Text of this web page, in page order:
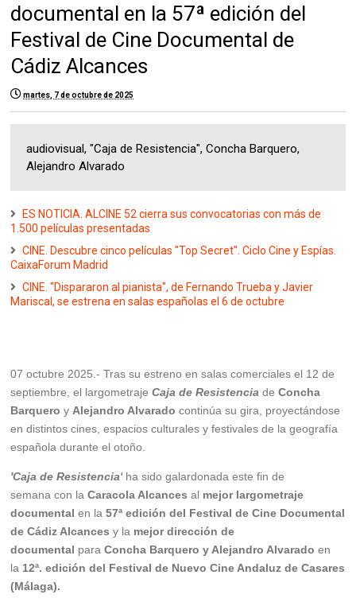
documental en la 57ª edición del
Festival de Cine Documental de
Cádiz Alcances
martes, 7 de octubre de 2025
audiovisual, "Caja de Resistencia", Concha Barquero,
Alejandro Alvarado
ES NOTICIA. ALCINE 52 cierra sus convocatorias con más de
1.500 películas presentadas
CINE. Descubre cinco películas "Top Secret". Ciclo Cine y Espías.
CaixaForum Madrid
CINE. "Dispararon al pianista", de Fernando Trueba y Javier
Mariscal, se estrena en salas españolas el 6 de octubre
07 octubre 2025.-Tras su estreno en salas comerciales el 12 de
septiembre, el largometrajeCaja de Resistencia deConcha
Barquero y Alejandro Alvaradocontinúa su gira, proyectándose
en distintos cines, espacios culturales y festivales de la geografía
española durante el otoño.
'Caja de Resistencia' ha sido galardonada este fin de
semana con laCaracola Alcances al mejor largometraje
documentalen la57ª edición del Festival de Cine Documental
de Cádiz Alcancesy la mejor dirección de
documental paraConcha Barquero y Alejandro Alvaradoen
la 12ª. edición del Festival de Nuevo Cine Andaluz de Casares
(Málaga).